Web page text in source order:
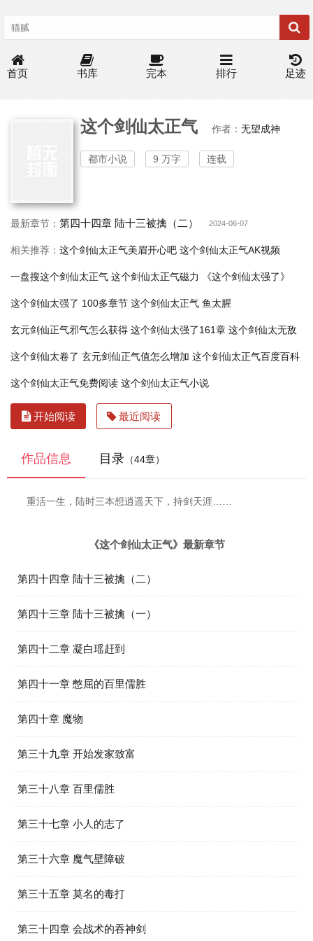
首页 书库 完本 排行 足迹
这个剑仙太正气 作者： 无望成神
都市小说 9 万字 连载
最新章节： 第四十四章 陆十三被擒（二） 2024-06-07
相关推荐： 这个剑仙太正气美眉开心吧 这个剑仙太正气AK视频
一盘搜这个剑仙太正气 这个剑仙太正气磁力 《这个剑仙太强了》
这个剑仙太强了 100多章节 这个剑仙太正气 鱼太腥
玄元剑仙正气邪气怎么获得 这个剑仙太强了161章 这个剑仙太无敌
这个剑仙太卷了 玄元剑仙正气值怎么增加 这个剑仙太正气百度百科
这个剑仙太正气免费阅读 这个剑仙太正气小说
开始阅读 最近阅读
作品信息 目录 （44章）
重活一生，陆时三本想逍遥天下，持剑天涯……
《这个剑仙太正气》最新章节
第四十四章 陆十三被擒（二）
第四十三章 陆十三被擒（一）
第四十二章 凝白瑶赶到
第四十一章 憋屈的百里儒胜
第四十章 魔物
第三十九章 开始发家致富
第三十八章 百里儒胜
第三十七章 小人的志了
第三十六章 魔气壁障破
第三十五章 莫名的毒打
第三十四章 会战术的吞神剑